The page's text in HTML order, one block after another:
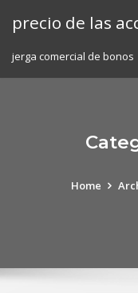
precio de las
jerga comercial de bonos
Home